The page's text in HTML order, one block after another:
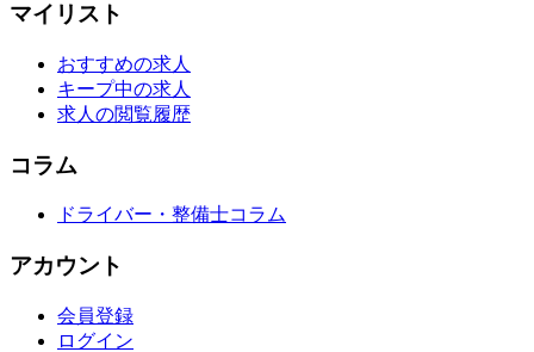
マイリスト
おすすめの求人
キープ中の求人
求人の閲覧履歴
コラム
ドライバー・整備士コラム
アカウント
会員登録
ログイン